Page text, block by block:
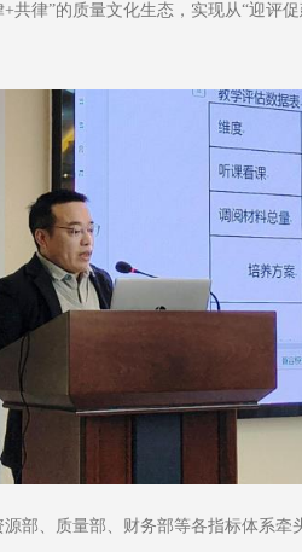
共律”的质量文化生态，实现从“迎评
部、质量部、财务部等各指标体系牵